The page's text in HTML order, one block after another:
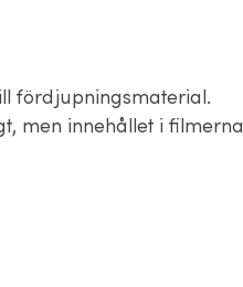
fördjupningsmaterial.
men innehållet i filmerna